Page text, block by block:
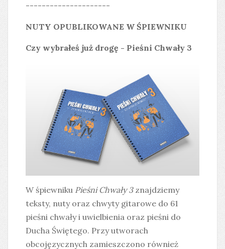
---------------------
NUTY OPUBLIKOWANE W ŚPIEWNIKU
Czy wybrałeś już drogę - Pieśni Chwały 3
W śpiewniku Pieśni Chwały 3znajdziemy
teksty, nuty oraz chwyty gitarowe do 61
pieśni chwały i uwielbienia oraz pieśni do
Ducha Świętego. Przy utworach
obcojęzycznych zamieszczono również